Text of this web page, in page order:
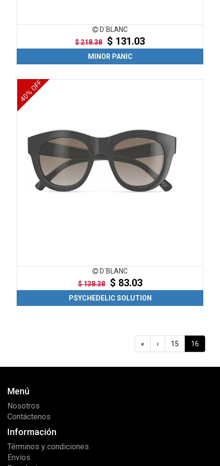
D´BLANC
$ 218.38
$ 131.03
MINOR PANIC
40% OFF
D´BLANC
$ 138.38$ 83.03
PSYCHEDELIC SOLUTION
« ‹ 15 16
Menú
Nosotros
Contáctenos
Información
Términos y condiciones
Envíos